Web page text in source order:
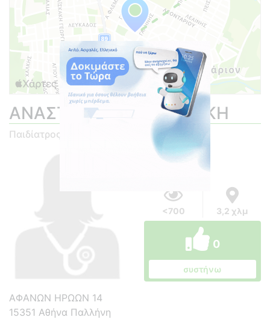
ΑΝΑΣΤΑΣΙΑΔΟΥ ΑΓΓΕΛΙΚΗ
Παιδίατρος
<700 3,2 χλμ
0
συστήνω
ΑΦΑΝΩΝ ΗΡΩΩΝ 14
15351 Αθήνα Παλλήνη